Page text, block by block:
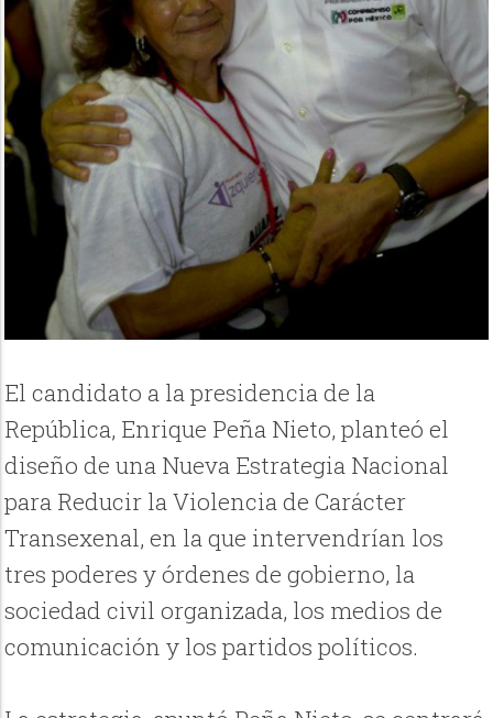
El candidato a la presidencia de la
República, Enrique Peña Nieto, planteó el
diseño de una Nueva Estrategia Nacional
para Reducir la Violencia de Carácter
Transexenal, en la que intervendrían los
tres poderes y órdenes de gobierno, la
sociedad civil organizada, los medios de
comunicación y los partidos políticos.